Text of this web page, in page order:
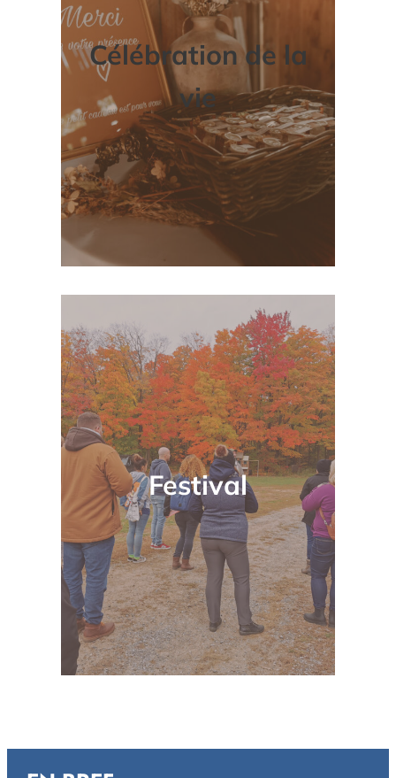
Célébration de la
vie
Festival